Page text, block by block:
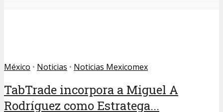
México • Noticias • Noticias Mexicomex
TabTrade incorpora a Miguel A
Rodríguez como Estratega...